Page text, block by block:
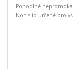
Pohodlné
Non-slip určené pro